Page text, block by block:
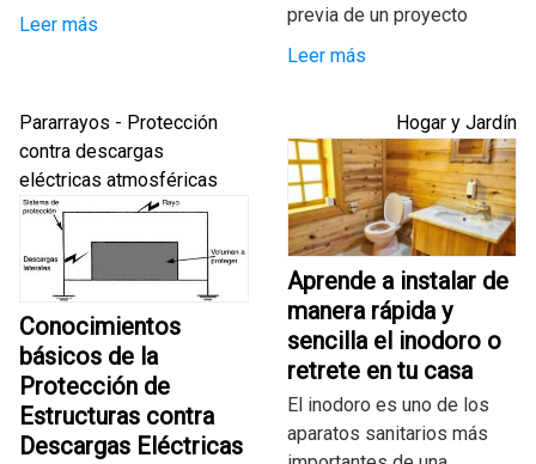
Leer más
previa de un proyecto
Leer más
Pararrayos - Protección
contra descargas
eléctricas atmosféricas
Conocimientos
básicos de la
Protección de
Estructuras contra
Descargas Eléctricas
Hogar y Jardín
Aprende a instalar de
manera rápida y
sencilla el inodoro o
retrete en tu casa
El inodoro es uno de los
aparatos sanitarios más